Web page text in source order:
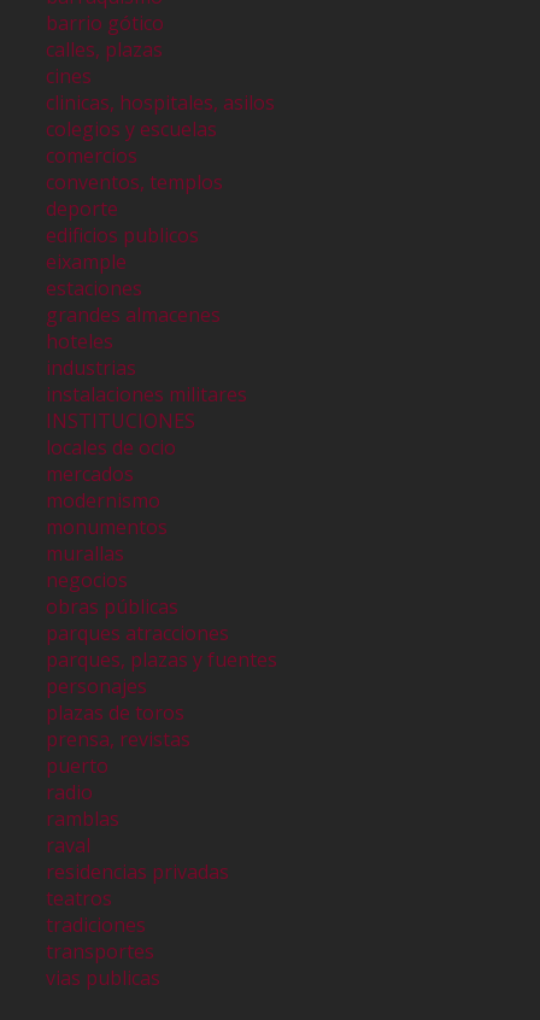
barrio gótico
calles, plazas
cines
clinicas, hospitales, asilos
colegios y escuelas
comercios
conventos, templos
deporte
edificios publicos
eixample
estaciones
grandes almacenes
hoteles
industrias
instalaciones militares
INSTITUCIONES
locales de ocio
mercados
modernismo
monumentos
murallas
negocios
obras públicas
parques atracciones
parques, plazas y fuentes
personajes
plazas de toros
prensa, revistas
puerto
radio
ramblas
raval
residencias privadas
teatros
tradiciones
transportes
vias publicas